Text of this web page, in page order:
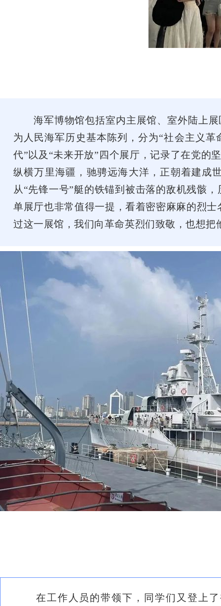
海军博物馆包括室内主展馆、室外陆上展
为人民海军历史基本陈列，分为“社会主义
代”以及“未来开放”四个展厅，记录了在党的
纵横万里海疆，驰骋远海大洋，正朝着建成
从“先锋一号”艇的铁锚到被击落的敌机残骸
单展厅也非常值得一提，看着密密麻麻的烈
过这一展馆，我们向革命英烈们致敬，也想
在工作人员的带领下，同学们又登上了